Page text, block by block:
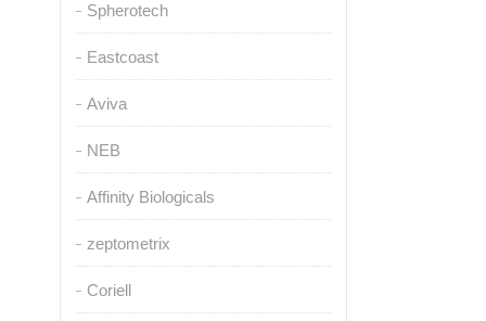
Spherotech
Eastcoast
Aviva
NEB
Affinity Biologicals
zeptometrix
Coriell